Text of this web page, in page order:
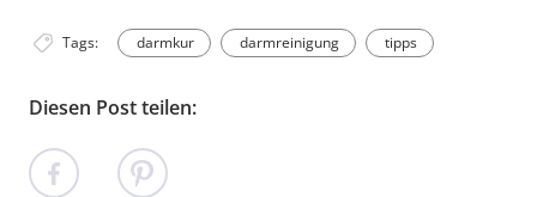
Tags: darmkur darmreinigung tipps
Diesen Post teilen: